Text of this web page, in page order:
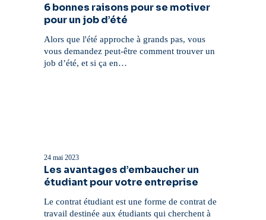
6 bonnes raisons pour se motiver
pour un job d’été
Alors que l'été approche à grands pas, vous
vous demandez peut-être comment trouver un
job d’été, et si ça en…
d’embaucher
entreprise
24 mai 2023
Les avantages d’embaucher un
étudiant pour votre entreprise
Le contrat étudiant est une forme de contrat de
travail destinée aux étudiants qui cherchent à